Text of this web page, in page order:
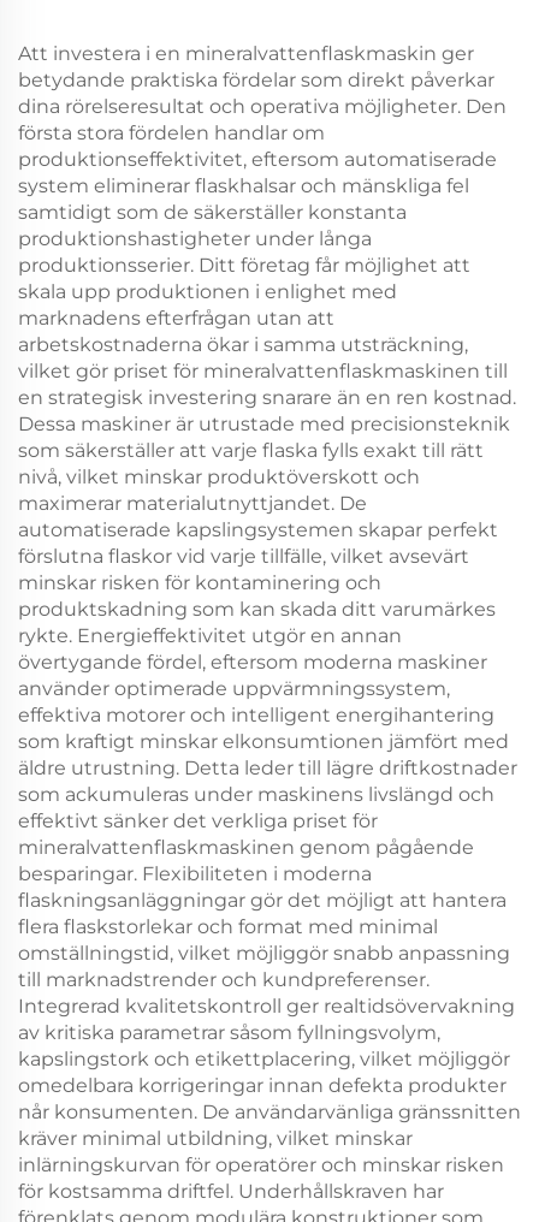
Att investera i en mineralvattenflaskmaskin ger
betydande praktiska fördelar som direkt påverkar
dina rörelseresultat och operativa möjligheter. Den
första stora fördelen handlar om
produktionseffektivitet, eftersom automatiserade
system eliminerar flaskhalsar och mänskliga fel
samtidigt som de säkerställer konstanta
produktionshastigheter under långa
produktionsserier. Ditt företag får möjlighet att
skala upp produktionen i enlighet med
marknadens efterfrågan utan att
arbetskostnaderna ökar i samma utsträckning,
vilket gör priset för mineralvattenflaskmaskinen till
en strategisk investering snarare än en ren kostnad.
Dessa maskiner är utrustade med precisionsteknik
som säkerställer att varje flaska fylls exakt till rätt
nivå, vilket minskar produktöverskott och
maximerar materialutnyttjandet. De
automatiserade kapslingsystemen skapar perfekt
förslutna flaskor vid varje tillfälle, vilket avsevärt
minskar risken för kontaminering och
produktskadning som kan skada ditt varumärkes
rykte. Energieffektivitet utgör en annan
övertygande fördel, eftersom moderna maskiner
använder optimerade uppvärmningssystem,
effektiva motorer och intelligent energihantering
som kraftigt minskar elkonsumtionen jämfört med
äldre utrustning. Detta leder till lägre driftkostnader
som ackumuleras under maskinens livslängd och
effektivt sänker det verkliga priset för
mineralvattenflaskmaskinen genom pågående
besparingar. Flexibiliteten i moderna
flaskningsanläggningar gör det möjligt att hantera
flera flaskstorlekar och format med minimal
omställningstid, vilket möjliggör snabb anpassning
till marknadstrender och kundpreferenser.
Integrerad kvalitetskontroll ger realtidsövervakning
av kritiska parametrar såsom fyllningsvolym,
kapslingstork och etikettplacering, vilket möjliggör
omedelbara korrigeringar innan defekta produkter
når konsumenten. De användarvänliga gränssnitten
kräver minimal utbildning, vilket minskar
inlärningskurvan för operatörer och minskar risken
för kostsamma driftfel. Underhållskraven har